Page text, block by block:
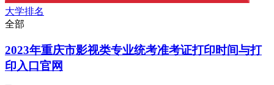
大学排名
全部
2023年重庆市影视类专业统考准考证打印时间与打
印入口官网